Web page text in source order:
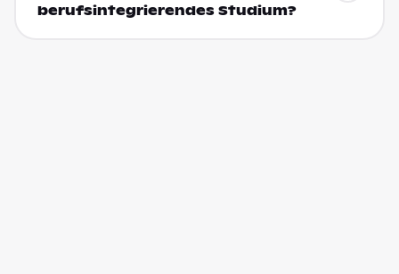
berufsintegrierendes Studium?